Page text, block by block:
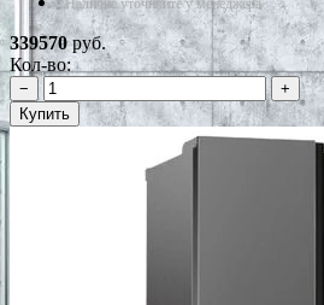
*Наличие уточняйте у менеджера
339570руб.
Кол-во:
−
+
Купить